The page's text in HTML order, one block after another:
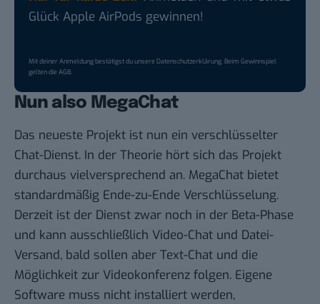
Glück Apple AirPods gewinnen!
Mit deiner Anmeldung bestätigst du unsereDatenschutzerklärung. Beim Gewinnspiel
gelten dieAGB.
Nun also MegaChat
Das neueste Projekt ist nun ein verschlüsselter
Chat-Dienst. In der Theorie hört sich das Projekt
durchaus vielversprechend an. MegaChat bietet
standardmäßig Ende-zu-Ende Verschlüsselung.
Derzeit ist der Dienst zwar noch in der Beta-Phase
und kann ausschließlich Video-Chat und Datei-
Versand, bald sollen aber Text-Chat und die
Möglichkeit zur Videokonferenz folgen. Eigene
Software muss nicht installiert werden,